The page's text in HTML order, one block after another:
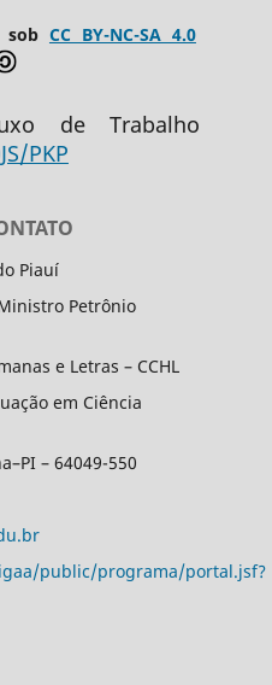
sob CC BY-NC-SA 4.0
de Trabalho
PKP
Piauí
Petrônio
e Letras – CCHL
em Ciência
– 64049-550
public/programa/portal.jsf?